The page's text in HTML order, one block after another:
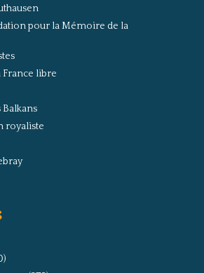
pour la Mémoire de la
France libre
royaliste